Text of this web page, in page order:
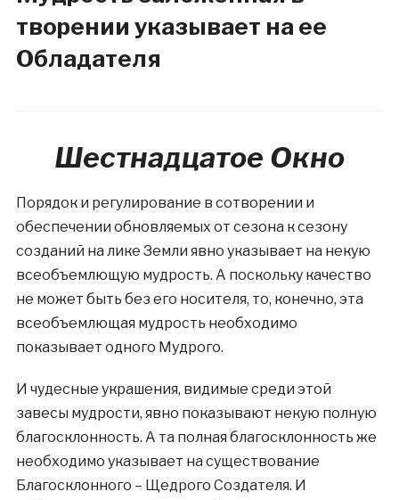
творении указывает на ее
Обладателя
Шестнадцатое Окно
Порядок и регулирование в сотворении и
обеспечении обновляемых от сезона к сезону
созданий на лике Земли явно указывает на некую
всеобъемлющую мудрость. А поскольку качество
не может быть без его носителя, то, конечно, эта
всеобъемлющая мудрость необходимо
показывает одного Мудрого.
И чудесные украшения, видимые среди этой
завесы мудрости, явно показывают некую полную
благосклонность. А та полная благосклонность же
необходимо указывает на существование
Благосклонного – Щедрого Создателя. И